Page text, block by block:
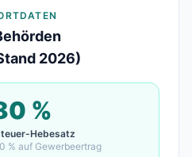
2026)
%
Hebesatz
% auf Gewerbeertrag